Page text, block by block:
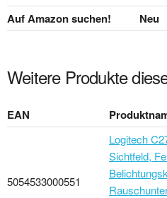
Auf Amazon suchen!
Neu
Weitere Produkte
EAN
5054533000551
Logitech
Sichtfeld,